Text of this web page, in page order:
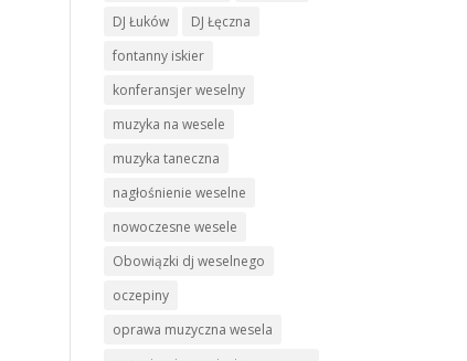
DJ Łuków
DJ Łęczna
fontanny iskier
konferansjer weselny
muzyka na wesele
muzyka taneczna
nagłośnienie weselne
nowoczesne wesele
Obowiązki dj weselnego
oczepiny
oprawa muzyczna wesela